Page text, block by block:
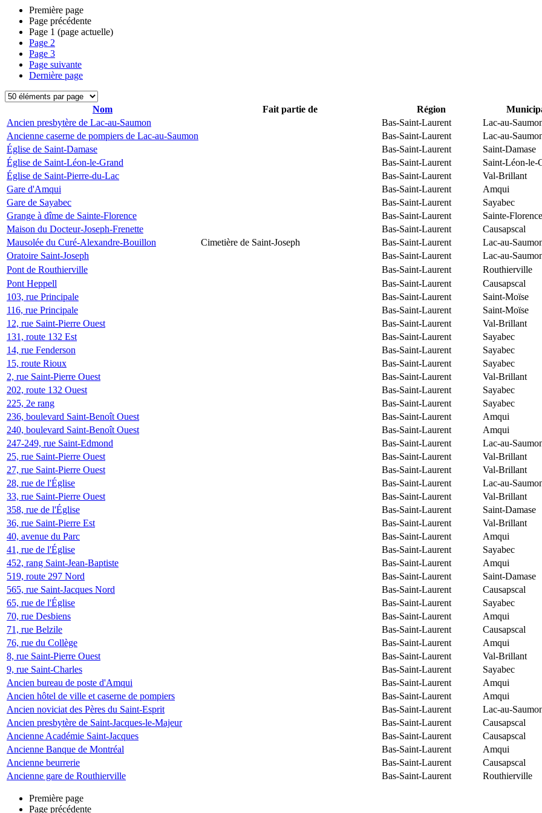
Première page
Page précédente
Page 1 (page actuelle)
Page 2
Page 3
Page suivante
Dernière page
Nom Fait partie de Région
Ancien presbytère de Lac-au-Saumon
Bas-Saint-Laurent
Lac-au-
Ancienne caserne de pompiers de Lac-au-Saumon
Bas-Saint-Laurent
Lac-au-
Église de Saint-Damase
Bas-Saint-Laurent
Saint-Damase
Église de Saint-Léon-le-Grand
Bas-Saint-Laurent
Saint-Léon-le-
Église de Saint-Pierre-du-Lac
Bas-Saint-Laurent
Val-Brillant
Gare d'Amqui
Bas-Saint-Laurent
Amqui
Gare de Sayabec
Bas-Saint-Laurent
Sayabec
Grange à dîme de Sainte-Florence
Bas-Saint-Laurent
Sainte-Florence
Maison du Docteur-Joseph-Frenette
Bas-Saint-Laurent
Causapscal
Mausolée du Curé-Alexandre-Bouillon
Cimetière de Saint-Joseph Bas-Saint-Laurent
Lac-au-
Oratoire Saint-Joseph
Bas-Saint-Laurent
Lac-au-
Pont de Routhierville
Bas-Saint-Laurent
Routhierville
Pont Heppell
Bas-Saint-Laurent
Causapscal
103, rue Principale
Bas-Saint-Laurent
Saint-Moïse
116, rue Principale
Bas-Saint-Laurent
Saint-Moïse
12, rue Saint-Pierre Ouest
Bas-Saint-Laurent
Val-Brillant
131, route 132 Est
Bas-Saint-Laurent
Sayabec
14, rue Fenderson
Bas-Saint-Laurent
Sayabec
15, route Rioux
Bas-Saint-Laurent
Sayabec
2, rue Saint-Pierre Ouest
Bas-Saint-Laurent
Val-Brillant
202, route 132 Ouest
Bas-Saint-Laurent
Sayabec
225, 2e rang
Bas-Saint-Laurent
Sayabec
236, boulevard Saint-Benoît Ouest
Bas-Saint-Laurent
Amqui
240, boulevard Saint-Benoît Ouest
Bas-Saint-Laurent
Amqui
247-249, rue Saint-Edmond
Bas-Saint-Laurent
Lac-au-
25, rue Saint-Pierre Ouest
Bas-Saint-Laurent
Val-Brillant
27, rue Saint-Pierre Ouest
Bas-Saint-Laurent
Val-Brillant
28, rue de l'Église
Bas-Saint-Laurent
Lac-au-
33, rue Saint-Pierre Ouest
Bas-Saint-Laurent
Val-Brillant
358, rue de l'Église
Bas-Saint-Laurent
Saint-Damase
36, rue Saint-Pierre Est
Bas-Saint-Laurent
Val-Brillant
40, avenue du Parc
Bas-Saint-Laurent
Amqui
41, rue de l'Église
Bas-Saint-Laurent
Sayabec
452, rang Saint-Jean-Baptiste
Bas-Saint-Laurent
Amqui
519, route 297 Nord
Bas-Saint-Laurent
Saint-Damase
565, rue Saint-Jacques Nord
Bas-Saint-Laurent
Causapscal
65, rue de l'Église
Bas-Saint-Laurent
Sayabec
70, rue Desbiens
Bas-Saint-Laurent
Amqui
71, rue Belzile
Bas-Saint-Laurent
Causapscal
76, rue du Collège
Bas-Saint-Laurent
Amqui
8, rue Saint-Pierre Ouest
Bas-Saint-Laurent
Val-Brillant
9, rue Saint-Charles
Bas-Saint-Laurent
Sayabec
Ancien bureau de poste d'Amqui
Bas-Saint-Laurent
Amqui
Ancien hôtel de ville et caserne de pompiers
Bas-Saint-Laurent
Amqui
Ancien noviciat des Pères du Saint-Esprit
Bas-Saint-Laurent
Lac-au-
Ancien presbytère de Saint-Jacques-le-Majeur
Bas-Saint-Laurent
Causapscal
Ancienne Académie Saint-Jacques
Bas-Saint-Laurent
Causapscal
Ancienne Banque de Montréal
Bas-Saint-Laurent
Amqui
Ancienne beurrerie
Bas-Saint-Laurent
Causapscal
Ancienne gare de Routhierville
Bas-Saint-Laurent Routhierville
Première page
Page précédente